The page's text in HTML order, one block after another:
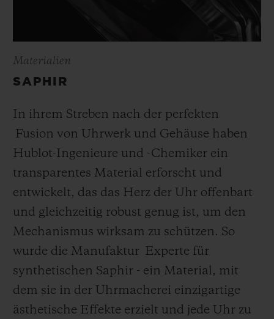
Materialien
SAPHIR
In ihrem Streben nach der perfekten
Fusion von Uhrwerk und Gehäuse haben
Hublot-Ingenieure und -Chemiker ein
transparentes Material erforscht und
entwickelt, das das Herz der Uhr offenbart
und gleichzeitig robust genug ist, um den
Mechanismus wirksam zu schützen. So
wurde die Manufaktur Experte für
synthetischen Saphir - ein Material, mit
dem sie in der Uhrmacherei einzigartige
ästhetische Effekte erzielt und jede Uhr zu